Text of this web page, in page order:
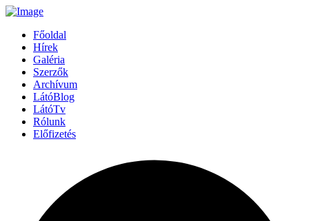
Főoldal
Hírek
Galéria
Szerzők
Archívum
LátóBlog
LátóTv
Rólunk
Előfizetés